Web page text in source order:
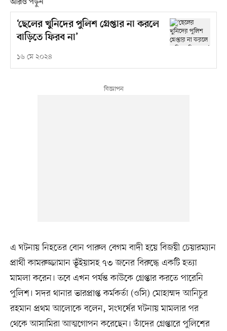
আরও পড়ুন
‘ছেলের খুনিদের পুলিশ গ্রেপ্তার না করলে
বাড়িতে ফিরব না’
১৬ মে ২০২৪
এ ঘটনায় নিহতের বোন পারুল বেগম বাদী হয়ে বিজয়ী চেয়ারম্যান
প্রার্থী কামরুজ্জামান ভূঁইয়াসহ ৭৩ জনের বিরুদ্ধে একটি হত্যা
মামলা করেন। তবে এখন পর্যন্ত কাউকে গ্রেপ্তার করতে পারেনি
পুলিশ। সদর থানার ভারপ্রাপ্ত কর্মকর্তা (ওসি) মোহাম্মদ আনিচুর
রহমান প্রথম আলোকে বলেন, সংঘর্ষের ঘটনায় মামলার পর
থেকে আসামিরা আত্মগোপন করেছেন। তাঁদের গ্রেপ্তারে পুলিশের